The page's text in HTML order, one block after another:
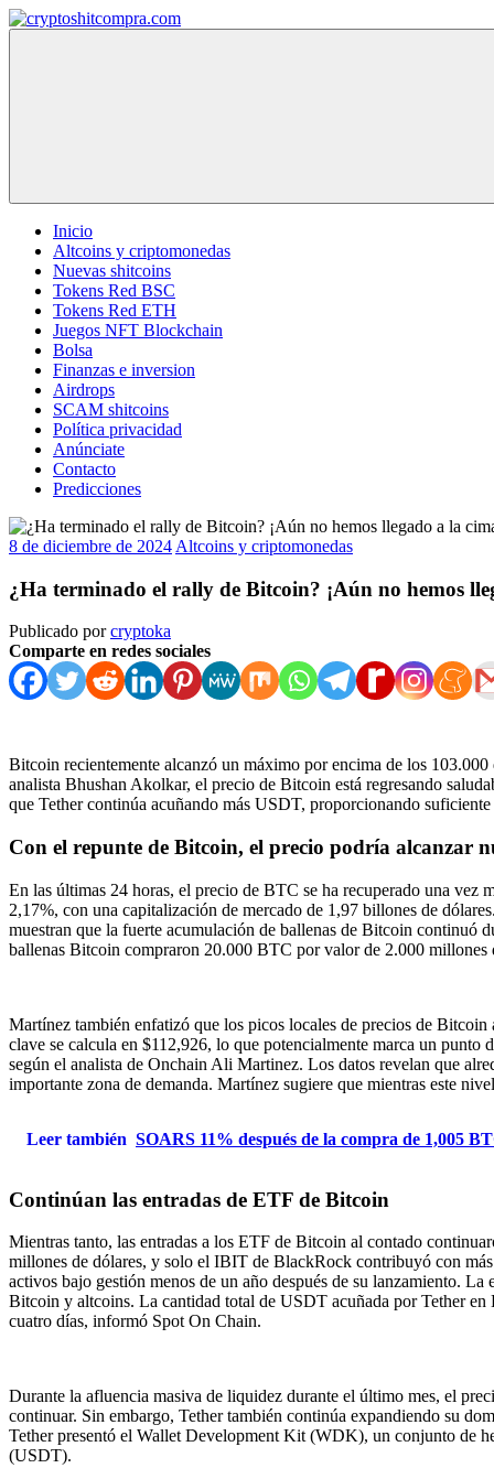
Saltar
al
Inicio
Altcoins y criptomonedas
Nuevas shitcoins
Tokens Red BSC
Tokens Red ETH
Juegos NFT Blockchain
Bolsa
Finanzas e inversion
Airdrops
SCAM shitcoins
Política privacidad
Anúnciate
Contacto
Predicciones
8 de diciembre de 2024 Altcoins y criptomonedas
¿Ha terminado el rally de Bitcoin? ¡Aún no hemos
Publicado porcryptoka
Comparte en redes sociales
Bitcoin recientemente alcanzó un máximo por encima de los
analista Bhushan Akolkar, el precio de Bitcoin está regresando
que Tether continúa acuñando más USDT, proporcionando
Con el repunte de Bitcoin, el precio podría alcanzar
En las últimas 24 horas, el precio de BTC se ha recuperado una vez
2,17%, con una capitalización de mercado de 1,97 billones de
muestran que la fuerte acumulación de ballenas de Bitcoin continuó
ballenas Bitcoin compraron 20.000 BTC por valor de 2.000 millones
Martínez también enfatizó que los picos locales de precios de
clave se calcula en $112,926, lo que potencialmente marca un
según el analista de Onchain Ali Martinez. Los datos revelan que
importante zona de demanda. Martínez sugiere que mientras este
Leer también SOARS 11% después de la compra de 1,005
Continúan las entradas de ETF de Bitcoin
Mientras tanto, las entradas a los ETF de Bitcoin al contado
millones de dólares, y solo el IBIT de BlackRock contribuyó con
activos bajo gestión menos de un año después de su lanzamiento.
Bitcoin y altcoins. La cantidad total de USDT acuñada por Tether
cuatro días, informó Spot On Chain.
Durante la afluencia masiva de liquidez durante el último mes, el
continuar. Sin embargo, Tether también continúa expandiendo su
Tether presentó el Wallet Development Kit (WDK), un conjunto de
(USDT).